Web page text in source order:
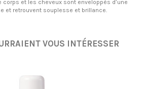
corps et les cheveux sont enveloppés d’une
et retrouvent souplesse et brillance.
VOUS INTÉRESSER